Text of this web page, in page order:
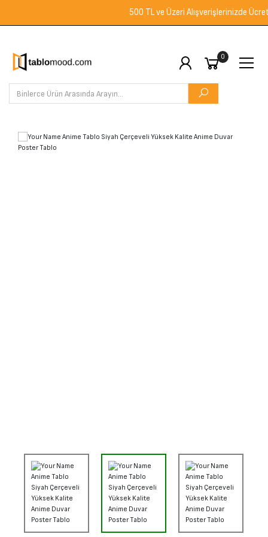
500 TL ve Üzeri Alışverişlerinizde
0